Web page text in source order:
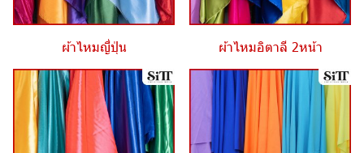
ผ้าไหมญี่ปุ่น ผ้าไหมอิตาลี 2หน้า